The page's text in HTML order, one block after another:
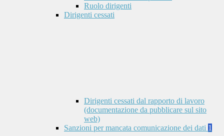
Ruolo dirigenti
Dirigenti cessati
Dirigenti cessati dal rapporto di lavoro
(documentazione da pubblicare sul sito
web)
Sanzioni per mancata comunicazione dei dati 1